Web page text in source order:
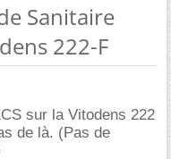
Sanitaire
222-F
sur la Vitodens 222
de là. (Pas de